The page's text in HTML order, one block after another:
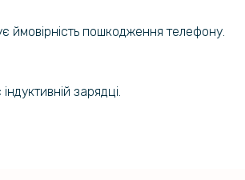
ймовірність пошкодження телефону.
зарядці.